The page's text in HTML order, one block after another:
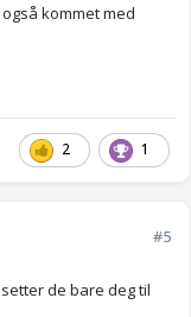
kommet med
2 1
#5
de bare deg til